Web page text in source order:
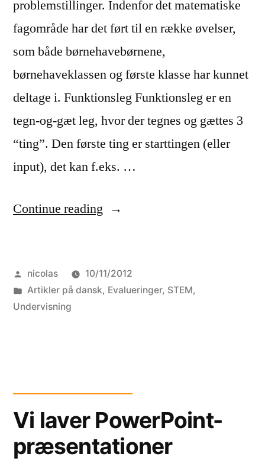
problemstillinger. Indenfor det matematiske
fagområde har det ført til en række øvelser,
som både børnehavebørnene,
børnehaveklassen og første klasse har kunnet
deltage i. Funktionsleg Funktionsleg er en
tegn-og-gæt leg, hvor der tegnes og gættes 3
“ting”. Den første ting er starttingen (eller
input), det kan f.eks. …
Continue reading “Første
Posted
by
nicolas
10/11/2012
Posted
in
Artikler på dansk, Evalueringer, STEM,
Undervisning
Vi laver PowerPoint-
præsentationer